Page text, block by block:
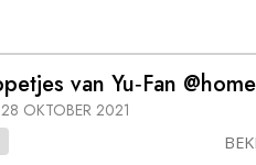
van Yu‑Fan @home
28 OKTOBER 2021